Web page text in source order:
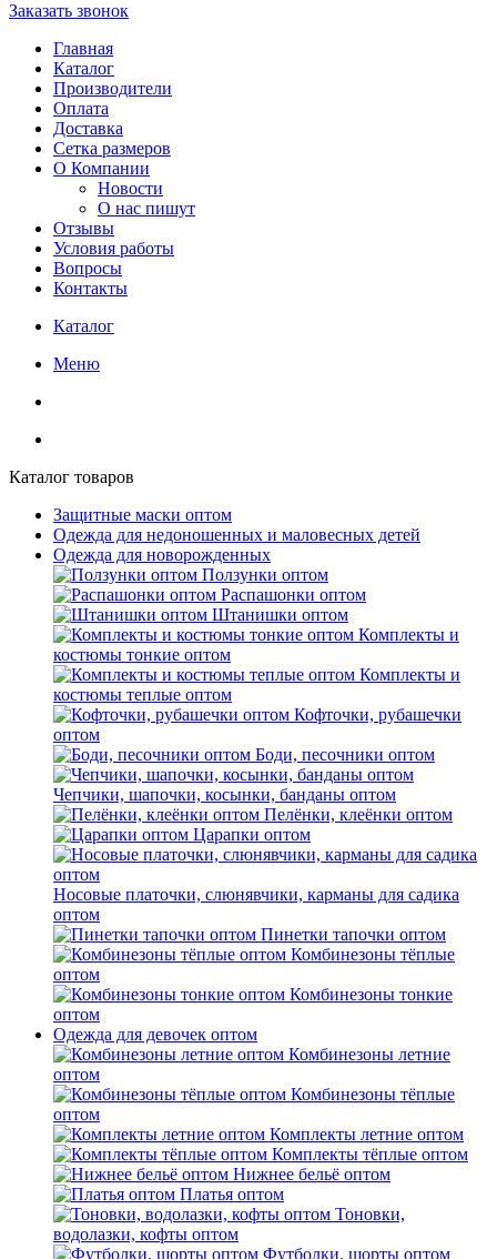
Заказать звонок
Главная
Каталог
Производители
Оплата
Доставка
Сетка размеров
О Компании
Новости
О нас пишут
Отзывы
Условия работы
Вопросы
Контакты
Каталог
Меню
Каталог товаров
Защитные маски оптом
Одежда для недоношенных и маловесных детей
Одежда для новорожденных
Ползунки оптом
Распашонки оптом
Штанишки оптом
Комплекты и
костюмы тонкие оптом
Комплекты и
костюмы теплые оптом
Кофточки, рубашечки
оптом
Боди, песочники оптом
Чепчики, шапочки, косынки, банданы оптом
Пелёнки, клеёнки оптом
Царапки оптом
Носовые платочки, слюнявчики, карманы для садика
оптом
Пинетки тапочки оптом
Комбинезоны тёплые
оптом
Комбинезоны тонкие
оптом
Одежда для девочек оптом
Комбинезоны летние
оптом
Комбинезоны тёплые
оптом
Комплекты летние оптом
Комплекты тёплые оптом
Нижнее бельё оптом
Платья оптом
Тоновки,
водолазки, кофты оптом
Футболки, шорты оптом